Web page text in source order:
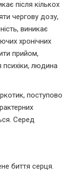
після кількох
чергову дозу,
виникає
хронічних
прийом,
психіки, людина
поступово
Серед
биття серця.